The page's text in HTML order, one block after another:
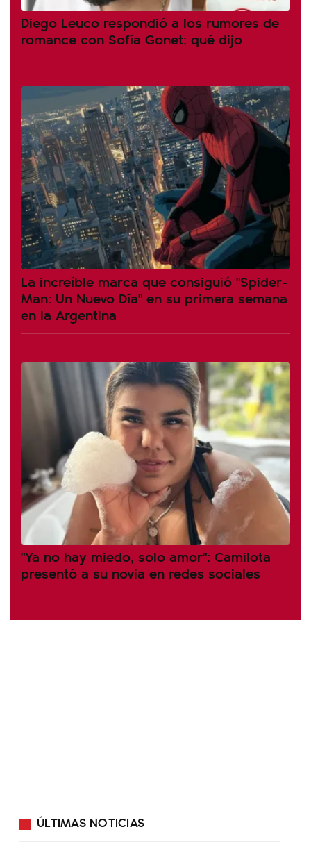
Diego Leuco respondió a los rumores de
romance con Sofía Gonet: qué dijo
La increíble marca que consiguió "Spider-
Man: Un Nuevo Día" en su primera semana
en la Argentina
"Ya no hay miedo, solo amor": Camilota
presentó a su novia en redes sociales
ÚLTIMAS NOTICIAS